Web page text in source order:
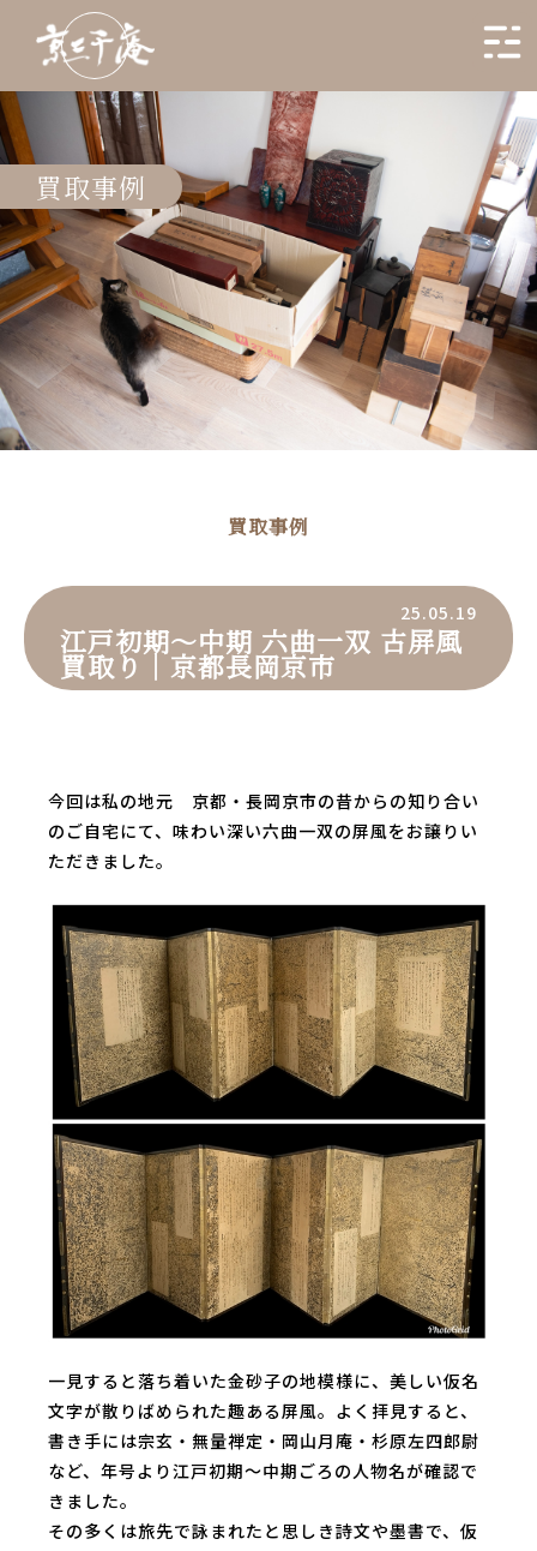
買取事例
買取事例
25.05.19
江戸初期～中期 六曲一双 古屏風
買取り｜京都長岡京市
今回は私の地元 京都・長岡京市の昔からの知り合い
のご自宅にて、味わい深い六曲一双の屏風をお譲りい
ただきました。
一見すると落ち着いた金砂子の地模様に、美しい仮名
文字が散りばめられた趣ある屏風。よく拝見すると、
書き手には宗玄・無量禅定・岡山月庵・杉原左四郎尉
など、年号より江戸初期～中期ごろの人物名が確認で
きました。
その多くは旅先で詠まれたと思しき詩文や墨書で、仮